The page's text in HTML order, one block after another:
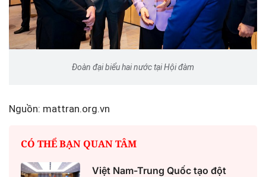
Đoàn đại biểu hai nước tại Hội đàm
Nguồn: mattran.org.vn
CÓ THỂ BẠN QUAN TÂM
Việt Nam-Trung Quốc tạo đột